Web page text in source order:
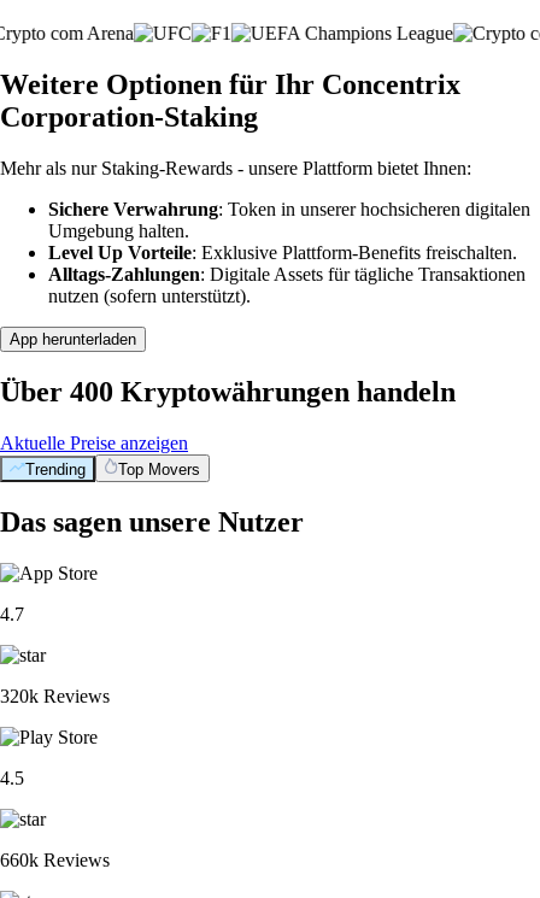
Weitere Optionen für Ihr Concentrix
Corporation-Staking
Mehr als nur Staking-Rewards - unsere Plattform bietet Ihnen:
Sichere Verwahrung: Token in unserer hochsicheren digitalen
Umgebung halten.
Level Up Vorteile: Exklusive Plattform-Benefits freischalten.
Alltags-Zahlungen: Digitale Assets für tägliche Transaktionen
nutzen (sofern unterstützt).
App herunterladen
Über 400 Kryptowährungen handeln
Aktuelle Preise anzeigen
Trending Top Movers
Das sagen unsere Nutzer
4.7
320k Reviews
4.5
660k Reviews